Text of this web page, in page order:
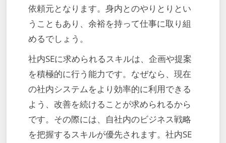
依頼元となります。身内とのやりとりとい
うこともあり、余裕を持って仕事に取り組
めるでしょう。
社内SEに求められるスキルは、企画や提案
を積極的に行う能力です。なぜなら、現在
の社内システムをより効率的に利用できる
よう、改善を続けることが求められるから
です。その際には、自社内のビジネス戦略
を把握するスキルが優先されます。社内SE